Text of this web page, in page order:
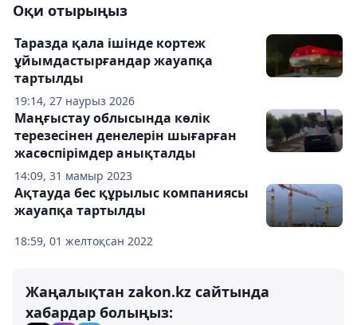
Оқи отырыңыз
19:14, 27 наурыз 2026
Таразда қала ішінде кортеж
ұйымдастырғандар жауапқа
тартылды
14:09, 31 мамыр 2023
Маңғыстау облысында көлік
терезесінен денелерін шығарған
жасөспірімдер анықталды
18:59, 01 желтоқсан 2022
Ақтауда бес құрылыс компаниясы
жауапқа тартылды
Жаңалықтан zakon.kz сайтында
хабардар болыңыз: